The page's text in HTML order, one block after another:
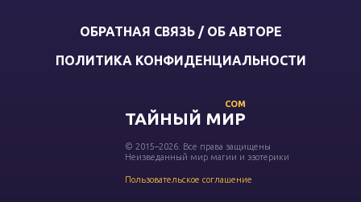
ОБРАТНАЯ СВЯЗЬ / ОБ АВТОРЕ
ПОЛИТИКА КОНФИДЕНЦИАЛЬНОСТИ
ТАЙНЫЙ МИР
COM
© 2015–2026. Все права защищены
Неизведанный мир магии и эзотерики
Пользовательское соглашение